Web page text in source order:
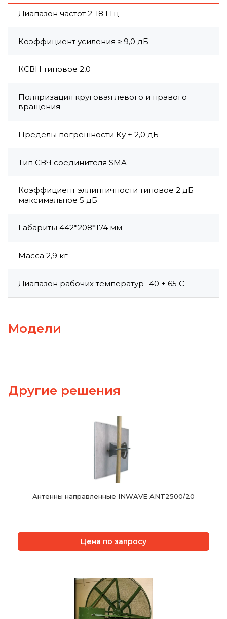
Диапазон частот 2-18 ГГц
Коэффициент усиления ≥ 9,0 дБ
КСВН типовое 2,0
Поляризация круговая левого и правого
вращения
Пределы погрешности Ку ± 2,0 дБ
Тип СВЧ соединителя SMA
Коэффициент эллиптичности типовое 2 дБ
максимальное 5 дБ
Габариты 442*208*174 мм
Масса 2,9 кг
Диапазон рабочих температур -40 + 65 С
Модели
Другие решения
Антенны направленные INWAVE ANT2500/20
Цена по запросу